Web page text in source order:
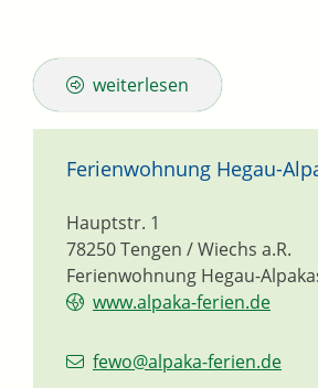
weiterlesen
Ferienwohnung Hegau-
Ferienwohnung Hegau-
Hauptstr. 1
78250Tengen / Wiechs a.R.
www.alpaka-ferien.de
fewo@alpaka-ferien.de